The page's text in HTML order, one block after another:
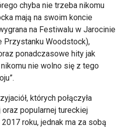
chyba nie trzeba nikomu
mają na swoim koncie
na Festiwalu w Jarocinie
Przystanku Woodstock),
ponadczasowe hity jak
nikomu nie wolno się z tego
których połączyła
popularnej tureckiej
roku, jednak ma za sobą